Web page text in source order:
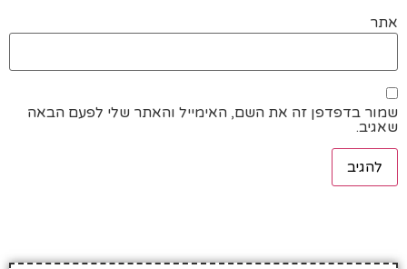
אתר
שמור בדפדפן זה את השם, האימייל והאתר שלי לפעם הבאה
שאגיב.